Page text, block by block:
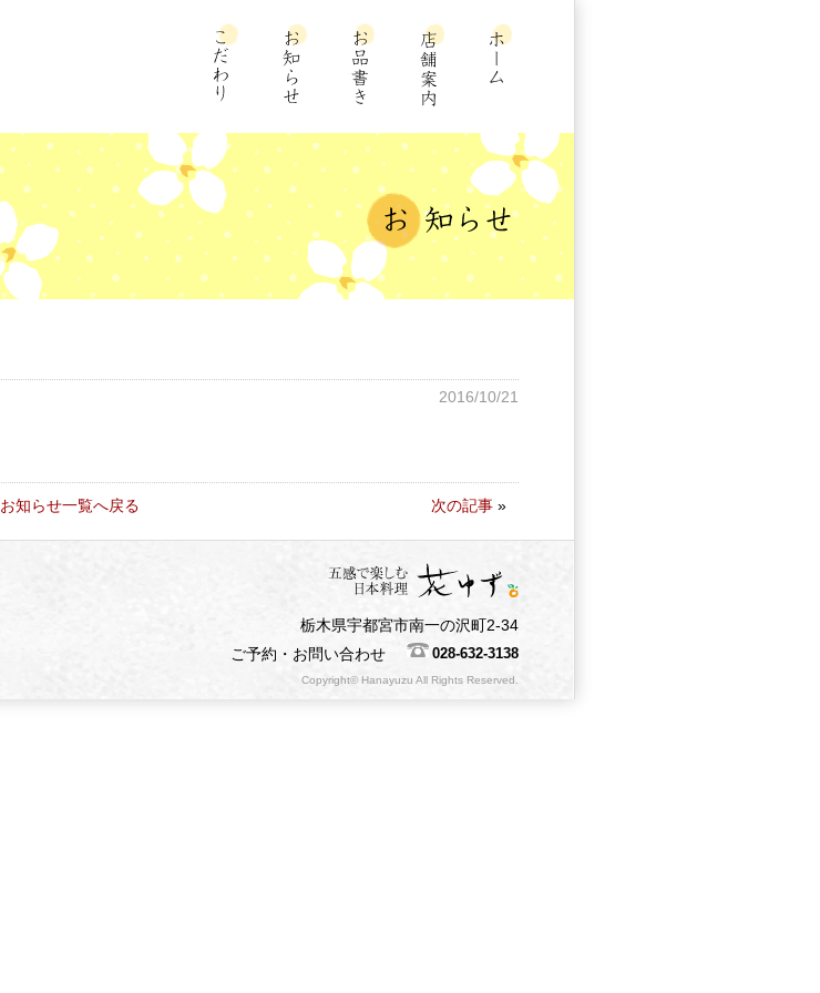
2016/10/21
お知らせ一覧へ戻る 次の記事 »
栃木県宇都宮市南一の沢町2-34
ご予約・お問い合わせ
028-632-3138
Copyright© Hanayuzu All Rights Reserved.